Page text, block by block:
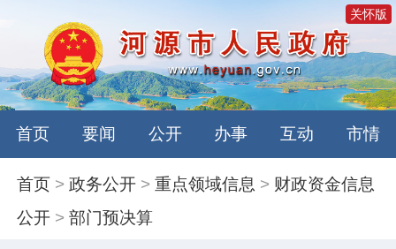
关怀版
首页 要闻 公开 办事 互动 市情
首页 >政务公开 >重点领域信息 > 财政资金信息
公开 >部门预决算